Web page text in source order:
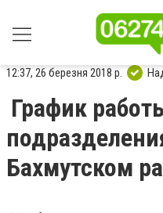
12:37, 26 березня 2018 р.
График
Бахмутском